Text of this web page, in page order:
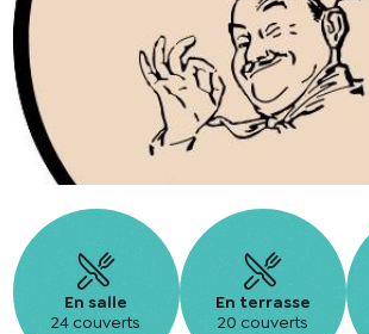
En salle
24 couverts
En terrasse
20 couverts